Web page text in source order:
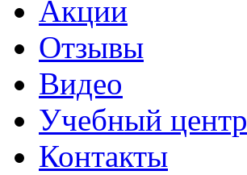
Акции
Отзывы
Видео
Учебный центр
Контакты